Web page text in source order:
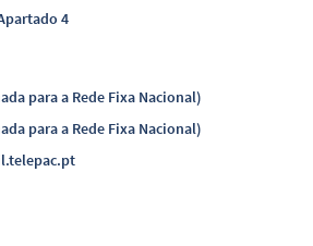
4
para a Rede Fixa Nacional)
para a Rede Fixa Nacional)